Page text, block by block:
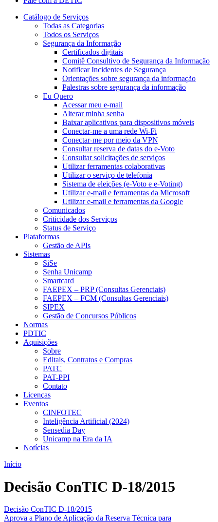
Catálogo de Serviços
Todas as Categorias
Todos os Serviços
Segurança da Informação
Certificados digitais
Comitê Consultivo de Segurança da Informação
Notificar Incidentes de Segurança
Orientações sobre segurança da informação
Palestras sobre segurança da informação
Eu Quero
Acessar meu e-mail
Alterar minha senha
Baixar aplicativos para dispositivos móveis
Conectar-me a uma rede Wi-Fi
Conectar-me por meio da VPN
Consultar reserva de datas do e-Voto
Consultar solicitações de serviços
Utilizar ferramentas colaborativas
Utilizar o serviço de telefonia
Sistema de eleições (e-Voto e e-Voting)
Utilizar e-mail e ferramentas da Microsoft
Utilizar e-mail e ferramentas da Google
Comunicados
Criticidade dos Serviços
Status de Serviço
Plataformas
Gestão de APIs
Sistemas
SiSe
Senha Unicamp
Smartcard
FAEPEX – PRP (Consultas Gerenciais)
FAEPEX – FCM (Consultas Gerenciais)
SIPEX
Gestão de Concursos Públicos
Normas
PDTIC
Aquisições
Sobre
Editais, Contratos e Compras
PATC
PAT-PPI
Contato
Licenças
Eventos
CINFOTEC
Inteligência Artificial (2024)
Sensedia Day
Unicamp na Era da IA
Notícias
Início
Decisão ConTIC D-18/2015
Decisão ConTIC D-18/2015
Aprova a Plano de Aplicação da Reserva Técnica para